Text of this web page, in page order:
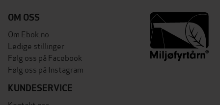
OM OSS
Om Ebok.no
Ledige stillinger
Følg oss på Facebook
Følg oss på Instagram
KUNDESERVICE